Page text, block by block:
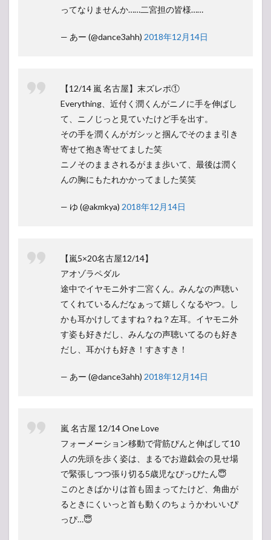
ってなりませんか……二宮担の皆様……
— あー (@dance3ahh) 2018年12月14日
【12/14 嵐 名古屋】末ズレポ①
Everything、近付く潤くんがニノに手を伸ばし
て、ニノじっと見ていたけど手を出す。
その手を潤くんがガシッと掴んでそのまま引き
寄せて抱き寄せてました笑
ニノそのままされるがまま歩いて、最後は潤く
んの胸にもたれかかってました笑笑
— ゆ (@akmkya) 2018年12月14日
【嵐5×20名古屋12/14】
アオゾラペダル
途中でイヤモニ外す二宮くん。みんなの声聴い
てくれているんだなぁって嬉しくなるやつ。し
かも耳かけしてますね？ね？左耳。イヤモニ外
す姿も好きだし、みんなの声聴いてるのも好き
だし、耳かけも好き！すきすき！
— あー (@dance3ahh) 2018年12月14日
嵐 名古屋 12/14 One Love
フォーメーション移動で背筋ぴんと伸ばして10
人の先頭を歩く姿は、まるでお遊戯会の見せ場
で緊張しつつ張り切る5歳児なぴっぴたん😇
このときばかりは首も固まってたけど、角曲が
るときにくいっと首も動くのちょうかわいいぴ
っぴ…😇